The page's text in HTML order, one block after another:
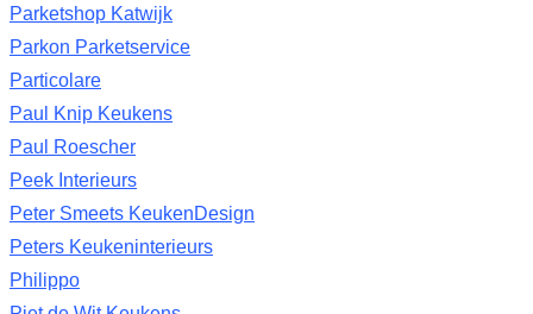
Parketshop Katwijk
Parkon Parketservice
Particolare
Paul Knip Keukens
Paul Roescher
Peek Interieurs
Peter Smeets KeukenDesign
Peters Keukeninterieurs
Philippo